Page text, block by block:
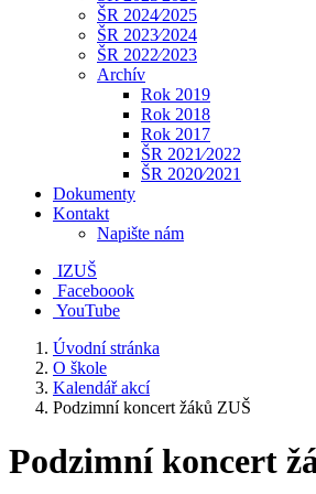
ŠR 2024⁄2025
ŠR 2023⁄2024
ŠR 2022⁄2023
Archív
Rok 2019
Rok 2018
Rok 2017
ŠR 2021⁄2022
ŠR 2020⁄2021
Dokumenty
Kontakt
Napište nám
IZUŠ
Faceboook
YouTube
Úvodní stránka
O škole
Kalendář akcí
Podzimní koncert žáků ZUŠ
Podzimní koncert